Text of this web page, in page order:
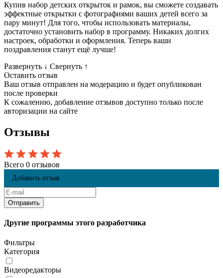
Купив набор детских открыток и рамок, вы сможете создавать
эффектные открытки с фотографиями ваших детей всего за
пару минут! Для того, чтобы использовать материалы,
достаточно установить набор в программу. Никаких долгих
настроек, обработки и оформления. Теперь ваши
поздравления станут ещё лучше!
Развернуть ↓ Свернуть ↑
Оставить отзыв
Ваш отзыв отправлен на модерацию и будет опубликован
после проверки
К сожалению, добавление отзывов доступно только после
авторизации на сайте
Отзывы
Всего 0 отзывов
Добавить отзыв
Другие программы этого разработчика
Фильтры
Категория
Видеоредакторы